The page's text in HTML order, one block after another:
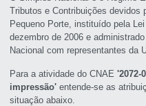
Tributos e Contribuições devidos
Pequeno Porte, instituído pela
dezembro de 2006 e
Nacional com representantes da
Para a atividade do CNAE'2072-
impressão' entende-se as
situação abaixo.